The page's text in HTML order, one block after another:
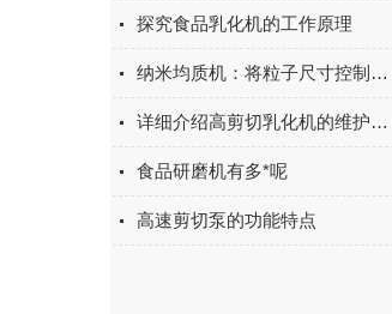
探究食品乳化机的工作原理
纳米均质机：将粒子尺寸控制在纳米级别的工具
详细介绍高剪切乳化机的维护保养工作
食品研磨机有多*呢
高速剪切泵的功能特点